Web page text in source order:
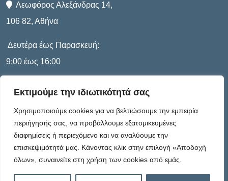
Εκτιμούμε την ιδιωτικότητά σας
Χρησιμοποιούμε cookies για να βελτιώσουμε την εμπειρία
περιήγησής σας, να προβάλλουμε εξατομικευμένες
διαφημίσεις ή περιεχόμενο και να αναλύουμε την
επισκεψιμότητά μας. Κάνοντας κλικ στην επιλογή «Αποδοχή
όλων», συναινείτε στη χρήση των cookies από εμάς.
Λεωφόρος Αλεξάνδρας 14,
106 82, Αθήνα
Δευτέρα έως Παρασκευή:
9:00 έως 16:00
Πληροφορίες
Καταστατικό
Πολιτική Απορρήτου